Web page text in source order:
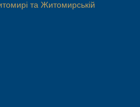
та Житомирській